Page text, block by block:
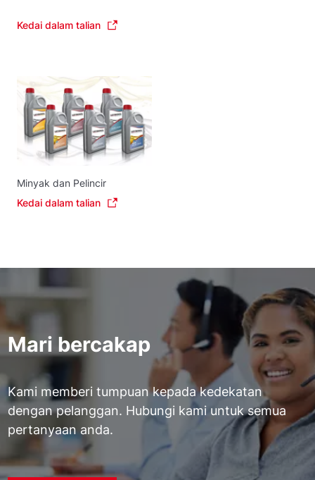
Kedai dalam talian
Minyak dan Pelincir
Kedai dalam talian
Mari bercakap
Kami memberi tumpuan kepada kedekatan
dengan pelanggan. Hubungi kami untuk semua
pertanyaan anda.